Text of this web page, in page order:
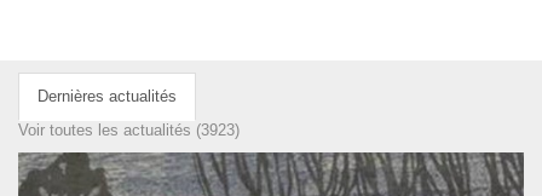
Dernières actualités
Voir toutes les actualités (3923)